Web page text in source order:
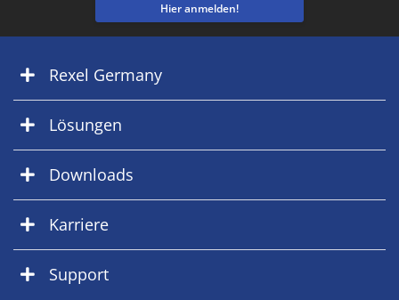
Hier anmelden!
Rexel Germany
Lösungen
Downloads
Karriere
Support